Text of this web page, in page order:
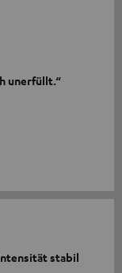
unerfüllt.“
stabil